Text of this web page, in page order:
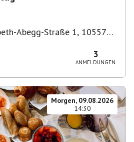
Abegg-Straße 1, 10557
3
ANMELDUNGEN
Morgen, 09.08.2026
14:30